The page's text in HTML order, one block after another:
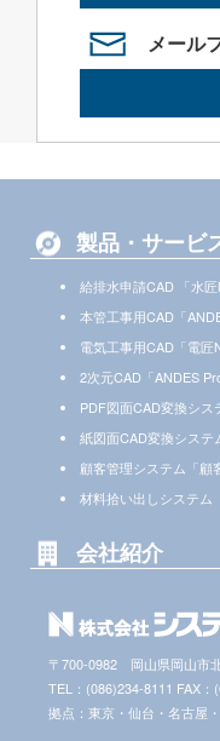
メール
製品・サービ
給排水申請CAD 「水匠
本管工事用CAD「
電気工事用CAD「電匠
2次元CAD「ANDES
PDF図面CAD変換シス
紙図面CAD変換システ
顧客管理システム「顧
材料拾い出しシステム
会社紹介
〒700-0982 岡山県岡山市
TEL：(086)234-8111 FAX：
拠点：東京・仙台・名古屋